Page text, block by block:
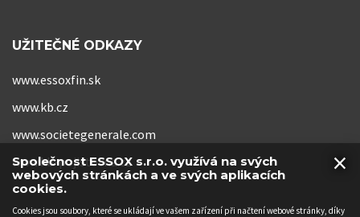
UŽITEČNÉ ODKAZY
www.essoxfin.sk
www.kb.cz
www.societegenerale.com
www.kb-pojistovna.cz
×
Společnost ESSOX s.r.o. využívá na svých
webových stránkách a ve svých aplikacích
cookies.
Cookies jsou soubory, které se ukládají ve vašem zařízení při načtení webové stránky, díky